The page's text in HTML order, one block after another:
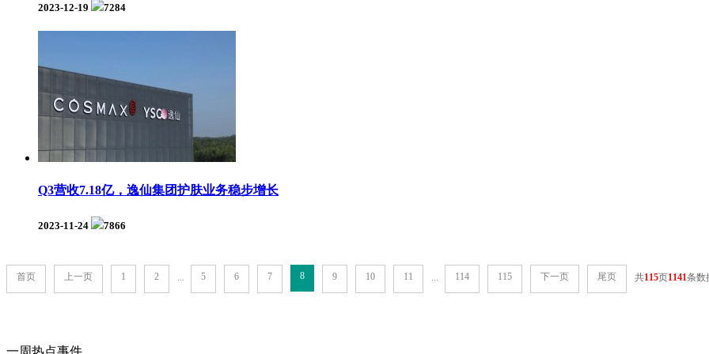
2023-12-19 7284
Q3营收7.18亿，逸仙集团护肤业务稳步增长
2023-11-24 7866
首页 上一页 1 2 ... 5 6 7 8 9 10 11 ... 114 115 下一页 尾页 共115页1141条数
一周热点事件